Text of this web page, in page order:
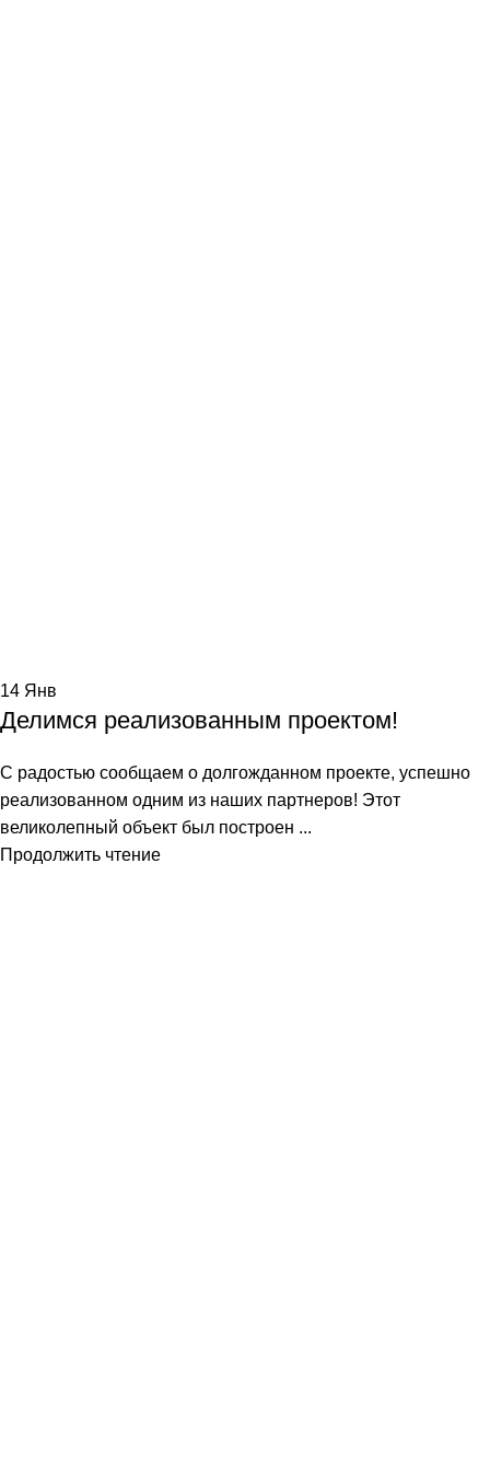
14 Янв
Делимся реализованным проектом!
С радостью сообщаем о долгожданном проекте, успешно
реализованном одним из наших партнеров! Этот
великолепный объект был построен ...
Продолжить чтение